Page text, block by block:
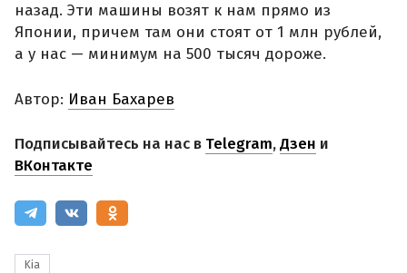
назад. Эти машины возят к нам прямо из
Японии, причем там они стоят от 1 млн рублей,
а у нас — минимум на 500 тысяч дороже.
Автор: Иван Бахарев
Подписывайтесь на нас в Telegram,Дзен и
ВКонтакте
Kia